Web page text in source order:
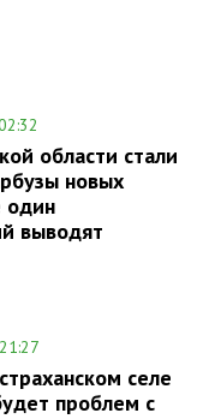
области стали
новых
один
выводят
селе
проблем с